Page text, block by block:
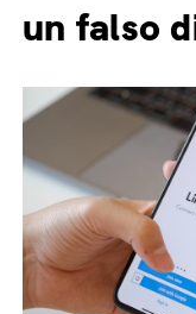
un falso